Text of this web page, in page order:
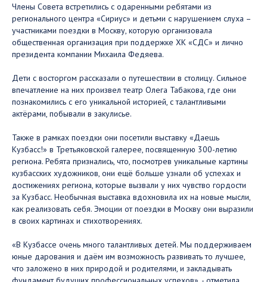
Члены Совета встретились с одаренными ребятами из
регионального центра «Сириус» и детьми с нарушением слуха –
участниками поездки в Москву, которую организовала
общественная организация при поддержке ХК «СДС» и лично
президента компании Михаила Федяева.
Дети с восторгом рассказали о путешествии в столицу. Сильное
впечатление на них произвел театр Олега Табакова, где они
познакомились с его уникальной историей, с талантливыми
актёрами, побывали в закулисье.
Также в рамках поездки они посетили выставку «Даешь
Кузбасс!» в Третьяковской галерее, посвященную 300-летию
региона. Ребята признались, что, посмотрев уникальные картины
кузбасских художников, они ещё больше узнали об успехах и
достижениях региона, которые вызвали у них чувство гордости
за Кузбасс. Необычная выставка вдохновила их на новые мысли,
как реализовать себя. Эмоции от поездки в Москву они выразили
в своих картинах и стихотворениях.
«В Кузбассе очень много талантливых детей. Мы поддерживаем
юные дарования и даём им возможность развивать то лучшее,
что заложено в них природой и родителями, и закладывать